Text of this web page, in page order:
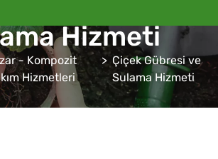
Hizmeti
- Kompozit
Hizmetleri
Çiçek Gübresi ve
Sulama Hizmeti